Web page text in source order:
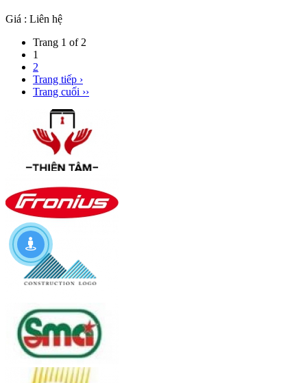
Giá : Liên hệ
Trang 1 of 2
1
2
Trang tiếp ›
Trang cuối ››